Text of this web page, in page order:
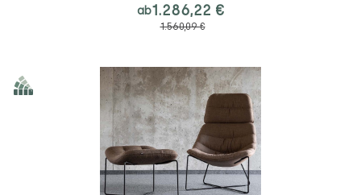
ab1.286,22 €
1.560,09 €